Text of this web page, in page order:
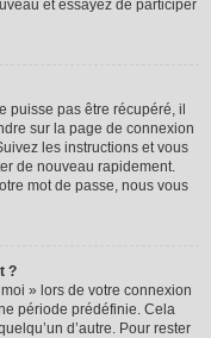
et essayez de participer
puisse pas être récupéré, il
sur la page de connexion
les instructions et vous
de nouveau rapidement.
mot de passe, nous vous
?
» lors de votre connexion
période prédéfinie. Cela
d’autre. Pour rester